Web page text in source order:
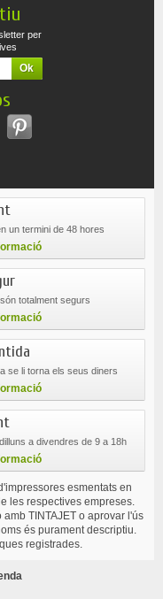
per
un termini de 48 hores
totalment segurs
se li torna els seus diners
a divendres de 9 a 18h
esmentats en
les respectives empreses.
TINTAJET o aprovar l'ús
és purament descriptiu.
registrades.